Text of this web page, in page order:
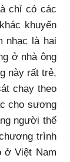
chỉ có các
khuyến
nhạc là hai
ở nhà ông
này rất trẻ,
chạy theo
cho sương
người thể
trình
ở Việt Nam